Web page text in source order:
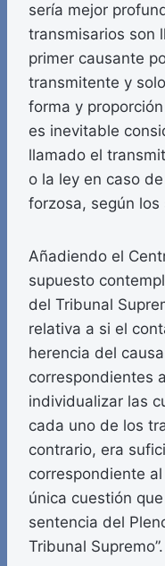
sería mejor
transmisarios son
primer causante
transmitente y
forma y
es inevitable
llamado el
o la ley en caso
forzosa, según los
Añadiendo el
supuesto
del Tribunal
relativa a si el
herencia del
correspondientes
individualizar las
cada uno de los
contrario, era
correspondiente
única cuestión
sentencia del
Tribunal Supremo”.